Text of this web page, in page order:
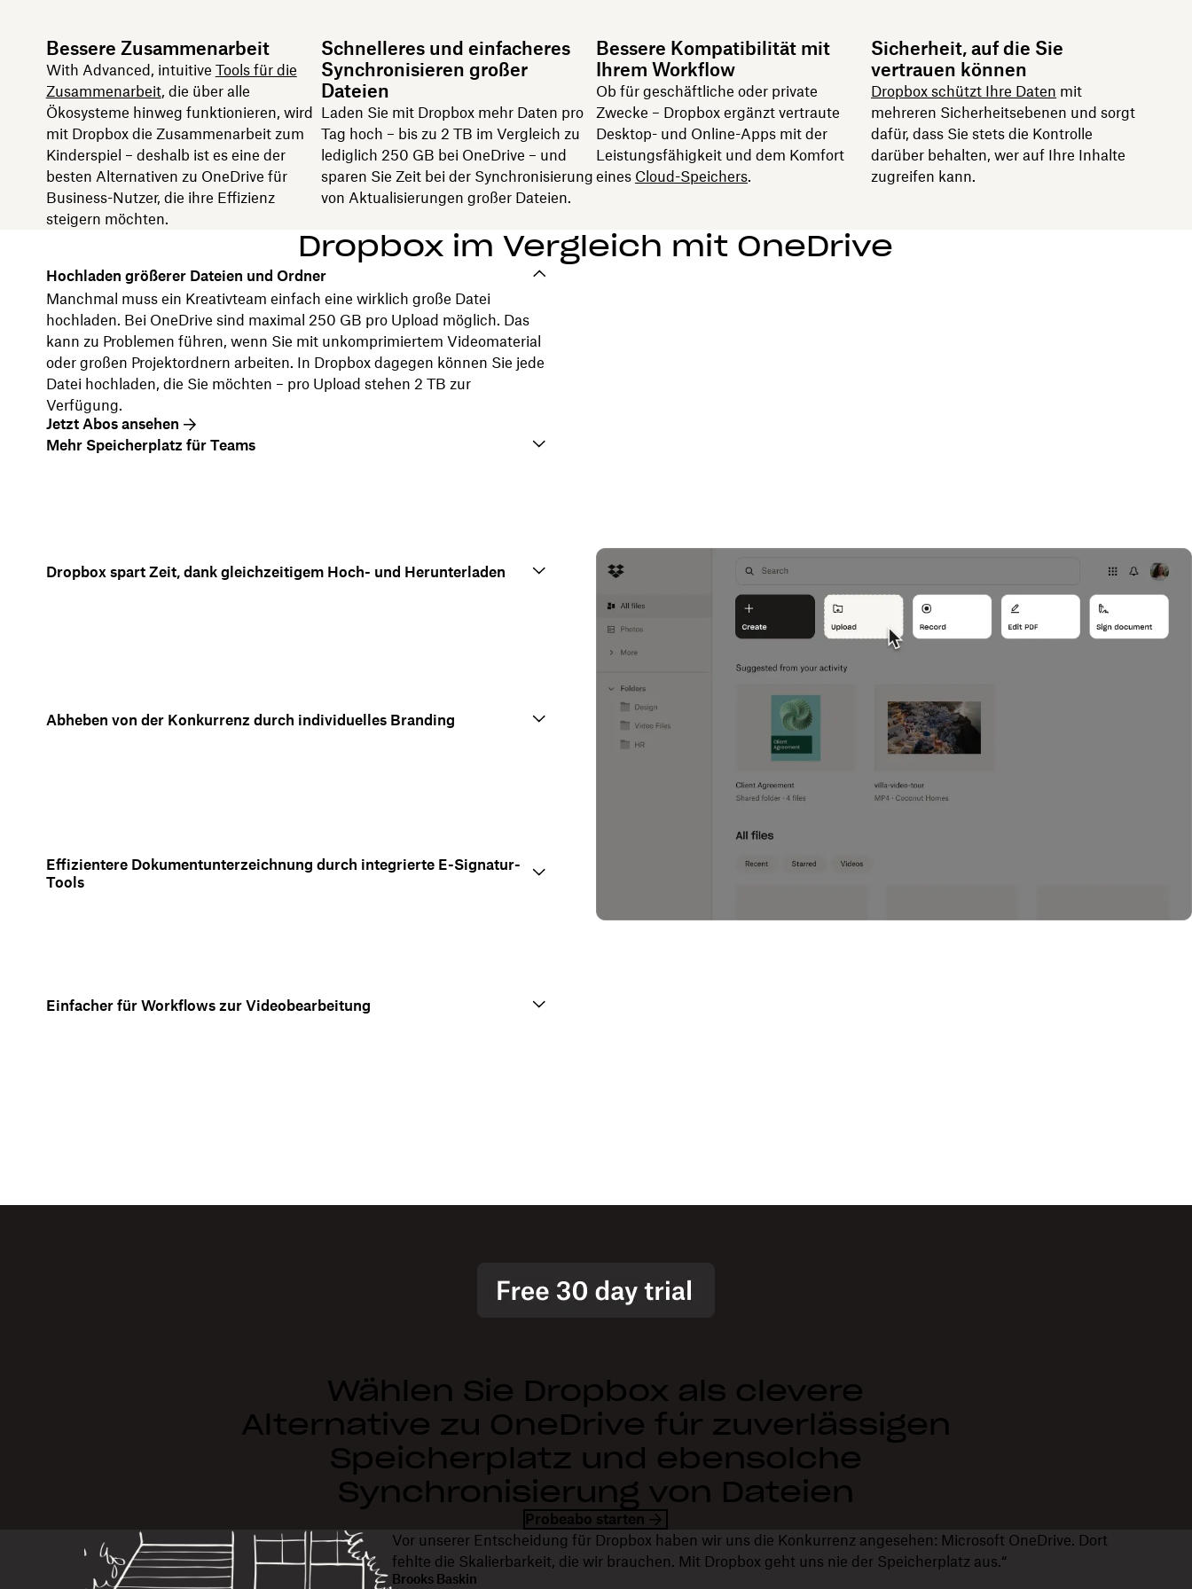
Bessere Zusammenarbeit
With Advanced, intuitive Tools für die
Zusammenarbeit, die über alle
Ökosysteme hinweg funktionieren, wird
mit Dropbox die Zusammenarbeit zum
Kinderspiel – deshalb ist es eine der
besten Alternativen zu OneDrive für
Business-Nutzer, die ihre Effizienz
steigern möchten.
Schnelleres und einfacheres
Synchronisieren großer
Dateien
Laden Sie mit Dropbox mehr Daten pro
Tag hoch – bis zu 2 TB im Vergleich zu
lediglich 250 GB bei OneDrive – und
sparen Sie Zeit bei der Synchronisierung
von Aktualisierungen großer Dateien.
Bessere Kompatibilität mit
Ihrem Workflow
Ob für geschäftliche oder private
Zwecke – Dropbox ergänzt vertraute
Desktop- und Online-Apps mit der
Leistungsfähigkeit und dem Komfort
eines Cloud-Speichers.
Sicherheit, auf die Sie
vertrauen können
Dropbox schützt Ihre Daten mit
mehreren Sicherheitsebenen und sorgt
dafür, dass Sie stets die Kontrolle
darüber behalten, wer auf Ihre Inhalte
zugreifen kann.
Dropbox im Vergleich mit OneDrive
Hochladen größerer Dateien und Ordner
Manchmal muss ein Kreativteam einfach eine wirklich große Datei
hochladen. Bei OneDrive sind maximal 250 GB pro Upload möglich. Das
kann zu Problemen führen, wenn Sie mit unkomprimiertem Videomaterial
oder großen Projektordnern arbeiten. In Dropbox dagegen können Sie jede
Datei hochladen, die Sie möchten – pro Upload stehen 2 TB zur
Verfügung.
Jetzt Abos ansehen
Mehr Speicherplatz für Teams
Dropbox spart Zeit, dank gleichzeitigem Hoch- und Herunterladen
Abheben von der Konkurrenz durch individuelles Branding
Effizientere Dokumentunterzeichnung durch integrierte E-Signatur-
Tools
Einfacher für Workflows zur Videobearbeitung
Wählen Sie Dropbox als clevere
Alternative zu OneDrive für zuverlässigen
Speicherplatz und ebensolche
Synchronisierung von Dateien
Probeabo starten
„Vor unserer Entscheidung für Dropbox haben wir uns die Konkurrenz angesehen: Microsoft OneDrive. Dort
fehlte die Skalierbarkeit, die wir brauchen. Mit Dropbox geht uns nie der Speicherplatz aus.“
Brooks Baskin